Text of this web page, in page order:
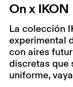
On x IKON
La colección
experimental
con aires
discretas que
uniforme,